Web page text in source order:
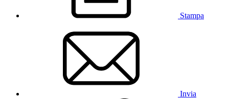
Stampa
Invia